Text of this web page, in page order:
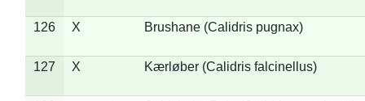
126 X Brushane (Calidris pugnax)
127 X Kærløber (Calidris falcinellus)